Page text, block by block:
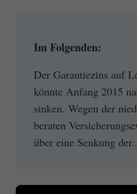
Im Folgenden:
Der Garantiezins auf
könnte Anfang 2015
sinken. Wegen der
beraten
über eine Senkung